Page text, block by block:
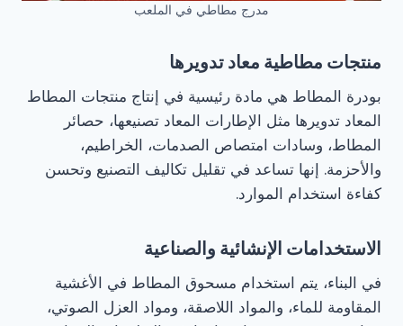
مدرج مطاطي في الملعب
منتجات مطاطية معاد تدويرها
بودرة المطاط هي مادة رئيسية في إنتاج منتجات المطاط
المعاد تدويرها مثل الإطارات المعاد تصنيعها، حصائر
المطاط، وسادات امتصاص الصدمات، الخراطيم،
والأحزمة. إنها تساعد في تقليل تكاليف التصنيع وتحسن
كفاءة استخدام الموارد.
الاستخدامات الإنشائية والصناعية
في البناء، يتم استخدام مسحوق المطاط في الأغشية
المقاومة للماء، والمواد اللاصقة، ومواد العزل الصوتي،